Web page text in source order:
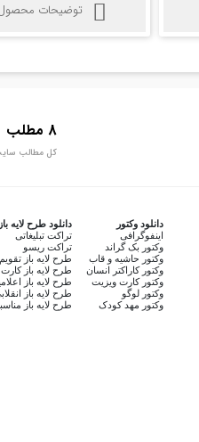
توضیحات
8 مطلب
کل مطالب
دانلود وکتور
اینفوگرافی
وکتور بک گراند
وکتور حاشیه و قاب
وکتور کاراکتر انسان
وکتور کارت ویزیت
وکتور لوگو
وکتور مهد کودک
دانلود طرح لایه
تراکت تبلیغاتی
تراکت ریسو
طرح لایه باز تقویم
طرح لایه باز
طرح لایه باز
طرح لایه باز
طرح لایه باز